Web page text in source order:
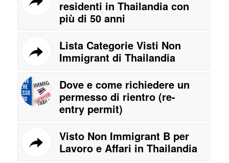
residenti in Thailandia con
più di 50 anni
Lista Categorie Visti Non
Immigrant di Thailandia
Dove e come richiedere un
permesso di rientro (re-
entry permit)
Visto Non Immigrant B per
Lavoro e Affari in Thailandia